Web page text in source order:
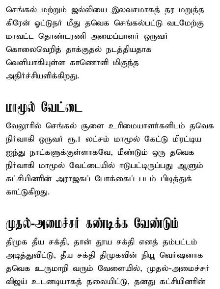
செங்கல் மற்றும் ஜல்லியை இலவசமாகத் தர மறுத்த
கிரேன் ஓட்டுநர் மீது தவெக செங்கல்பட்டு வடமேற்கு
மாவட்ட தொண்டரணி அமைப்பாளர் ஒருவர்
கொலைவெறித் தாக்குதல் நடத்தியதாக
வெளியாகியுள்ள காணொளி மிகுந்த
அதிர்ச்சியளிக்கிறது.
மாமூல் வேட்டை
வேலூரில் செங்கல் சூளை உரிமையாளர்களிடம் தவெக
நிர்வாகி ஒருவர் ரூ.1 லட்சம் மாமூல் கேட்டு மிரட்டிய
ஐந்து நாட்களுக்குள்ளாகவே, மீண்டும் ஒரு தவெக
நிர்வாகி மாமூல் வேட்டையில் ஈடுபட்டிருப்பது ஆளும்
கட்சியினரின் அராஜகப் போக்கைப் படம் பிடித்துக்
காட்டுகிறது.
முதல்-அமைச்சர் கண்டிக்க வேண்டும்
திமுக தீய சக்தி, தான் தூய சக்தி எனத் தம்பட்டம்
அடித்துவிட்டு, தீய சக்தி திமுகவின் நியூ வெர்ஷனாக
தவெக உருமாறி வரும் வேளையில், முதல்-அமைச்சர்
விஜய் உடனடியாகத் தலையிட்டு, தனது கட்சியினரின்